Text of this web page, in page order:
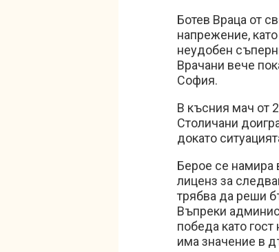
Ботев Враца от
напрежение,
неудобен
Врачани вече
София.
В късния мач от
Столичани
докато
Берое се намира
лиценз за
трябва да реши
Въпреки
победа като
има значение в